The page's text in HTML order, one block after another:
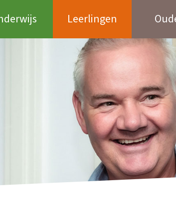
Leerlingen